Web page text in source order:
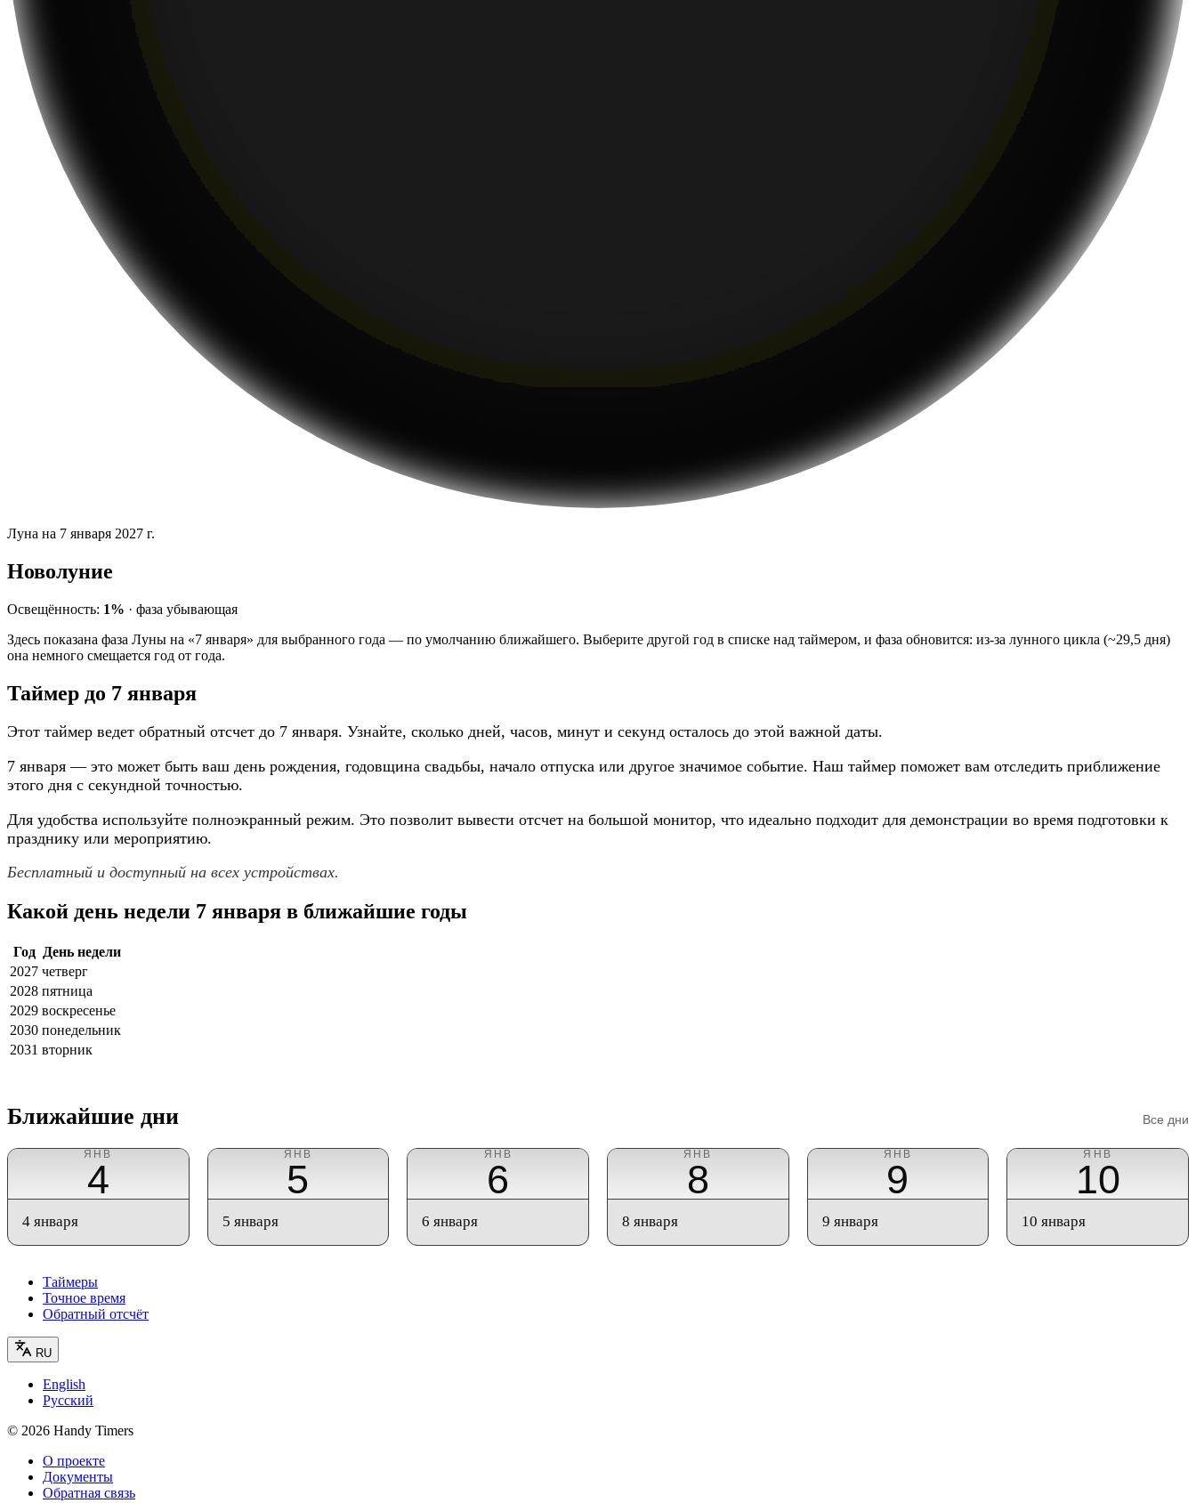
Луна на 7 января 2027 г.
Новолуние
Освещённость: 1% · фаза убывающая
Здесь показана фаза Луны на «7 января» для выбранного года — по умолчанию ближайшего. Выберите другой год в списке над таймером, и фаза обновится: из-за лунного цикла (~29,5 дня)
она немного смещается год от года.
Таймер до 7 января
Этот таймер ведет обратный отсчет до 7 января. Узнайте, сколько дней, часов, минут и секунд осталось до этой важной даты.
7 января — это может быть ваш день рождения, годовщина свадьбы, начало отпуска или другое значимое событие. Наш таймер поможет вам отследить приближение
этого дня с секундной точностью.
Для удобства используйте полноэкранный режим. Это позволит вывести отсчет на большой монитор, что идеально подходит для демонстрации во время подготовки к
празднику или мероприятию.
Бесплатный и доступный на всех устройствах.
Какой день недели 7 января в ближайшие годы
Год
День недели
2027 четверг
2028 пятница
2029 воскресенье
2030 понедельник
2031 вторник
Ближайшие дни Все дни
ЯНВ
4
4 января
ЯНВ
5
5 января
ЯНВ
6
6 января
ЯНВ
8
8 января
ЯНВ
9
9 января
ЯНВ
10
10 января
Таймеры
Точное время
Обратный отсчёт
RU
English
Русский
© 2026 Handy Timers
О проекте
Документы
Обратная связь